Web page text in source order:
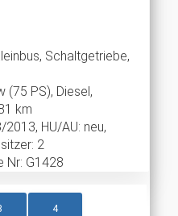
Schaltgetriebe,
(75 PS), Diesel,
km
2013, HU/AU: neu,
2
Nr: G1428
4